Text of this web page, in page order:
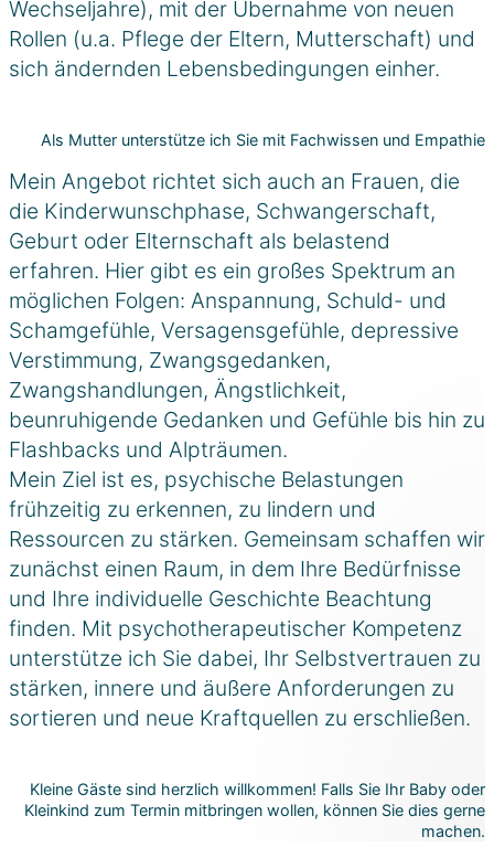
Wechseljahre), mit der Übernahme von neuen
Rollen (u.a. Pflege der Eltern, Mutterschaft) und
sich ändernden Lebensbedingungen einher.
Als Mutter unterstütze ich Sie mit Fachwissen und Empathie
Mein Angebot richtet sich auch an Frauen, die
die Kinderwunschphase, Schwangerschaft,
Geburt oder Elternschaft als belastend
erfahren. Hier gibt es ein großes Spektrum an
möglichen Folgen: Anspannung, Schuld- und
Schamgefühle, Versagensgefühle, depressive
Verstimmung, Zwangsgedanken,
Zwangshandlungen, Ängstlichkeit,
beunruhigende Gedanken und Gefühle bis hin zu
Flashbacks und Alpträumen.
Mein Ziel ist es, psychische Belastungen
frühzeitig zu erkennen, zu lindern und
Ressourcen zu stärken. Gemeinsam schaffen wir
zunächst einen Raum, in dem Ihre Bedürfnisse
und Ihre individuelle Geschichte Beachtung
finden. Mit psychotherapeutischer Kompetenz
unterstütze ich Sie dabei, Ihr Selbstvertrauen zu
stärken, innere und äußere Anforderungen zu
sortieren und neue Kraftquellen zu erschließen.
Kleine Gäste sind herzlich willkommen! Falls Sie Ihr Baby oder
Kleinkind zum Termin mitbringen wollen, können Sie dies gerne
machen.